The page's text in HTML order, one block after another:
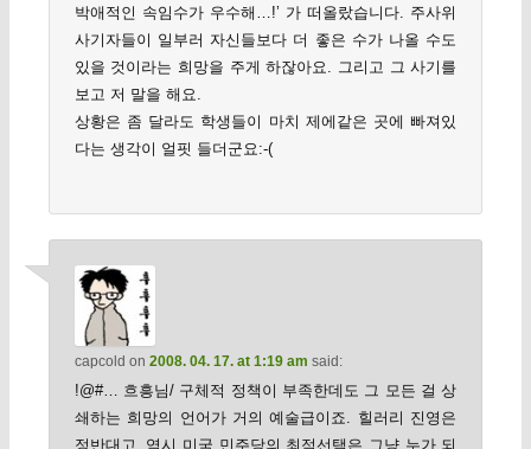
박애적인 속임수가 우수해…!’ 가 떠올랐습니다. 주사위
사기자들이 일부러 자신들보다 더 좋은 수가 나올 수도
있을 것이라는 희망을 주게 하잖아요. 그리고 그 사기를
보고 저 말을 해요.
상황은 좀 달라도 학생들이 마치 제에같은 곳에 빠져있
다는 생각이 얼핏 들더군요:-(
capcold on 2008. 04. 17. at 1:19 am said:
!@#… 흐흥님/ 구체적 정책이 부족한데도 그 모든 걸 상
쇄하는 희망의 언어가 거의 예술급이죠. 힐러리 진영은
정반대고. 역시 미국 민주당의 최적선택은 그냥 누가 되